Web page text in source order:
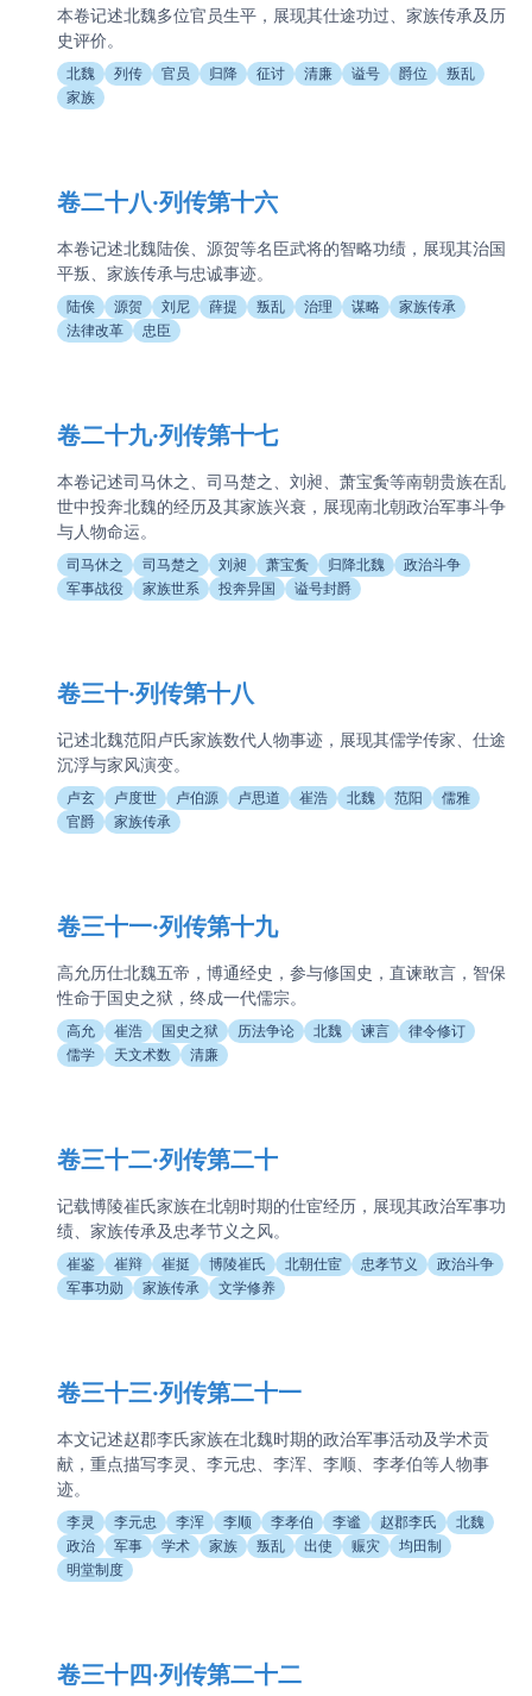
本卷记述北魏多位官员生平，展现其仕途功过、家族传承及历
史评价。
北魏 列传 官员 归降 征讨 清廉 谥号 爵位
叛乱
家族
卷二十八·列传第十六
本卷记述北魏陆俟、源贺等名臣武将的智略功绩，展现其治国
平叛、家族传承与忠诚事迹。
陆俟 源贺 刘尼 薛提 叛乱 治理 谋略
家族传承
法律改革
忠臣
卷二十九·列传第十七
本卷记述司马休之、司马楚之、刘昶、萧宝夤等南朝贵族在乱
世中投奔北魏的经历及其家族兴衰，展现南北朝政治军事斗争
与人物命运。
司马休之 司马楚之 刘昶 萧宝夤 归降北魏
政治斗争
军事战役
家族世系 投奔异国 谥号封爵
卷三十·列传第十八
记述北魏范阳卢氏家族数代人物事迹，展现其儒学传家、仕途
沉浮与家风演变。
卢玄 卢度世 卢伯源 卢思道 崔浩 北魏 范阳
儒雅
官爵
家族传承
卷三十一·列传第十九
高允历仕北魏五帝，博通经史，参与修国史，直谏敢言，智保
性命于国史之狱，终成一代儒宗。
高允 崔浩 国史之狱 历法争论 北魏 谏言
律令修订
儒学
天文术数 清廉
卷三十二·列传第二十
记载博陵崔氏家族在北朝时期的仕宦经历，展现其政治军事功
绩、家族传承及忠孝节义之风。
崔鉴 崔辩 崔挺 博陵崔氏 北朝仕宦 忠孝节义
政治斗争
军事功勋
家族传承 文学修养
卷三十三·列传第二十一
本文记述赵郡李氏家族在北魏时期的政治军事活动及学术贡
献，重点描写李灵、李元忠、李浑、李顺、李孝伯等人物事
迹。
李灵 李元忠 李浑 李顺 李孝伯 李谧 赵郡李氏
北魏
政治
军事 学术 家族 叛乱 出使 赈灾
均田制
明堂制度
卷三十四·列传第二十二